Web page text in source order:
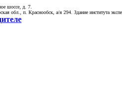
шоссе, д. 7.
обл., п. Краснообск, а/я 294. Здание института